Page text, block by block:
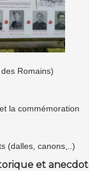
Romains)
la commémoration
(dalles, canons,..)
et